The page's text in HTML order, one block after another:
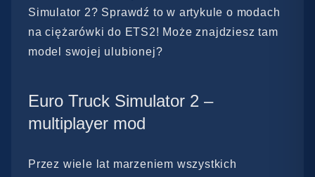
Simulator 2? Sprawdź to w artykule o modach
na ciężarówki do ETS2! Może znajdziesz tam
model swojej ulubionej?
Euro Truck Simulator 2 –
multiplayer mod
Przez wiele lat marzeniem wszystkich